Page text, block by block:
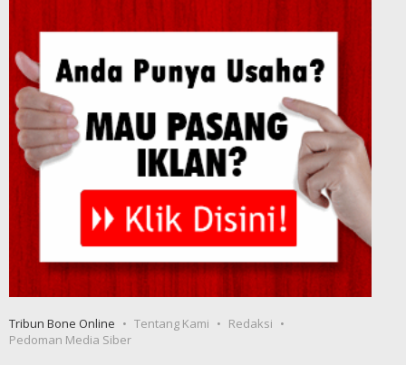
Tribun Bone Online Tentang Kami
Redaksi
Pedoman Media Siber